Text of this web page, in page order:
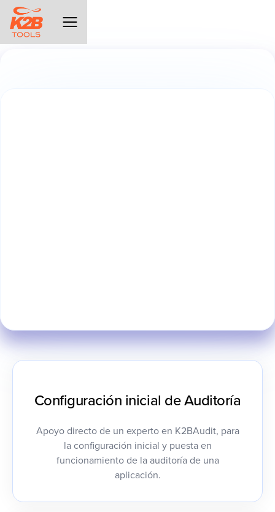
Configuración inicial de Auditoría
Apoyo directo de un experto en K2BAudit, para
la configuración inicial y puesta en
funcionamiento de la auditoría de una
aplicación.